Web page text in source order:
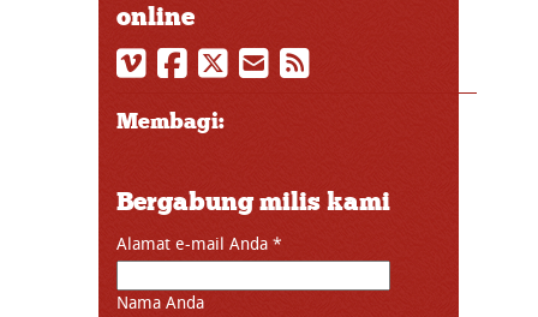
online
Membagi:
Bergabung milis kami
Alamat e-mail Anda *
Nama Anda